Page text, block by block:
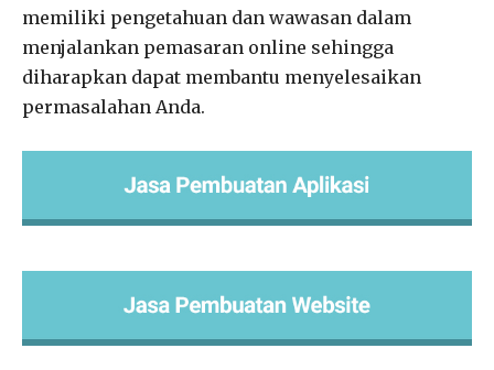
memiliki pengetahuan dan wawasan dalam
menjalankan pemasaran online sehingga
diharapkan dapat membantu menyelesaikan
permasalahan Anda.